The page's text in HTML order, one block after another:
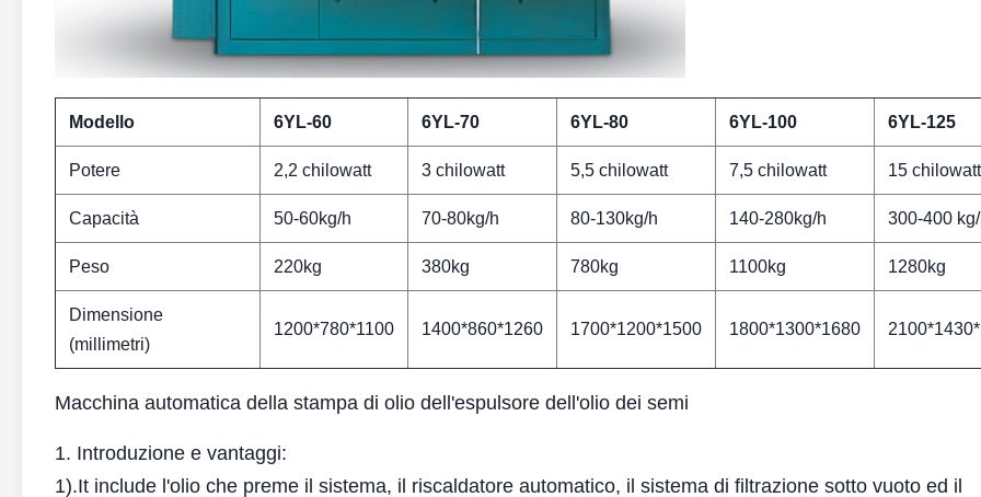
Modello 6YL-60 6YL-70 6YL-80 6YL-100 6YL-125
Potere 2,2 chilowatt 3 chilowatt 5,5 chilowatt 7,5 chilowatt 15 chilowatt
Capacità 50-60kg/h 70-80kg/h 80-130kg/h 140-280kg/h 300-400
Peso 220kg 380kg 780kg 1100kg 1280kg
Dimensione
(millimetri)
1200*780*1100 1400*860*1260 1700*1200*1500 1800*1300*1680
Macchina automatica della stampa di olio dell'espulsore dell'olio dei semi
1. Introduzione e vantaggi:
1).It include l'olio che preme il sistema, il riscaldatore automatico, il sistema di filtrazione sotto vuoto ed il